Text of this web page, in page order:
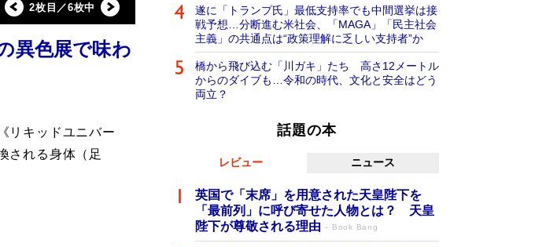
2枚目／6枚中
異色展で味わ
リキッドユニバー
される身体（足
遂に「トランプ氏」最低支持率でも中間選挙は接
戦予想…分断進む米社会、「MAGA」「民主社会
主義」の共通点は“政策理解に乏しい支持者”か
橋から飛び込む「川ガキ」たち 高さ12メートル
からのダイブも…令和の時代、文化と安全はどう
両立？
話題の本
レビュー ニュース
英国で「末席」を用意された天皇陛下を
「最前列」に呼び寄せた人物とは？ 天皇
陛下が尊敬される理由
Book Bang